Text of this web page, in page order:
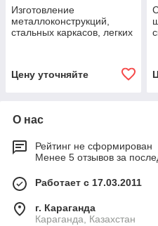
Изготовление
металлоконструкций,
стальных каркасов, легких
Цену уточняйте
О нас
Рейтинг не сформирован
Менее 5 отзывов за
Работает с 17.03.2011
г. Караганда
Караганда, Казахстан